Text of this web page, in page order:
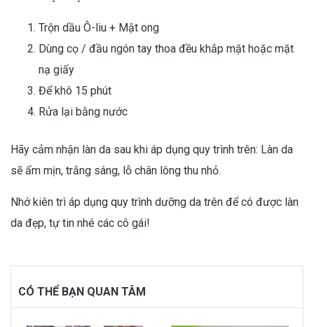
Trộn dầu Ô-liu + Mật ong
Dùng cọ / đầu ngón tay thoa đều khắp mặt hoặc mặt
nạ giấy
Để khô 15 phút
Rửa lại bằng nước
Hãy cảm nhận làn da sau khi áp dụng quy trình trên: Làn da
sẽ ẩm mịn, trắng sáng, lỗ chân lông thu nhỏ.
Nhớ kiên trì áp dụng quy trình dưỡng da trên để có được làn
da đẹp, tự tin nhé các cô gái!
CÓ THỂ BẠN QUAN TÂM